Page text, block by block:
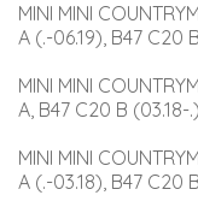
MINI MINI
A (.-06.19), B47 C20
MINI MINI
A, B47 C20 B (03.18-
MINI MINI
A (.-03.18), B47 C20